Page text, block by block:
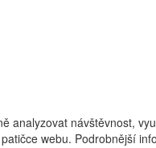
návštěvnost,
webu. Podrobnější